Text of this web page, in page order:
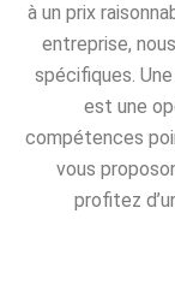
à un prix
entreprise,
spécifiques.
est une
compétences
vous
profitez